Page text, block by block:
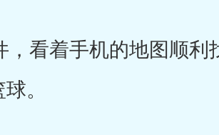
看着手机的地图顺利
。